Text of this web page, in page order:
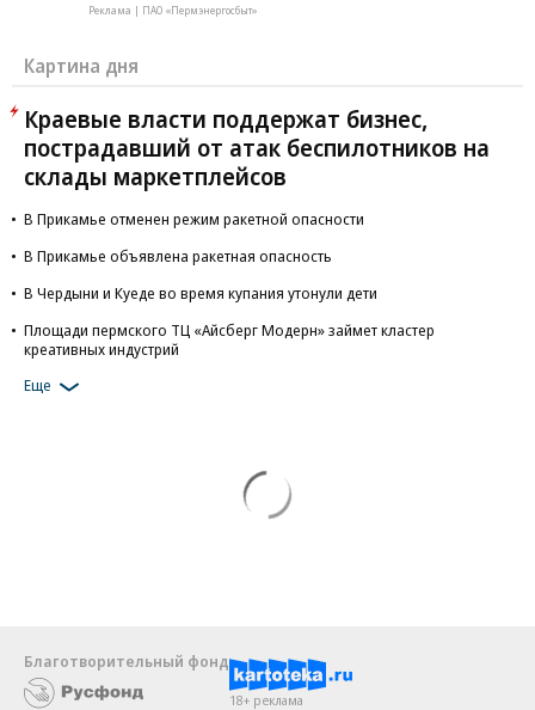
Реклама | ПАО «Пермэнергосбыт»
Картина дня
Краевые власти поддержат бизнес,
пострадавший от атак беспилотников на
склады маркетплейсов
В Прикамье отменен режим ракетной опасности
В Прикамье объявлена ракетная опасность
В Чердыни и Куеде во время купания утонули дети
Площади пермского ТЦ «Айсберг Модерн» займет кластер
креативных индустрий
Еще
Благотворительный фонд
18+ реклама